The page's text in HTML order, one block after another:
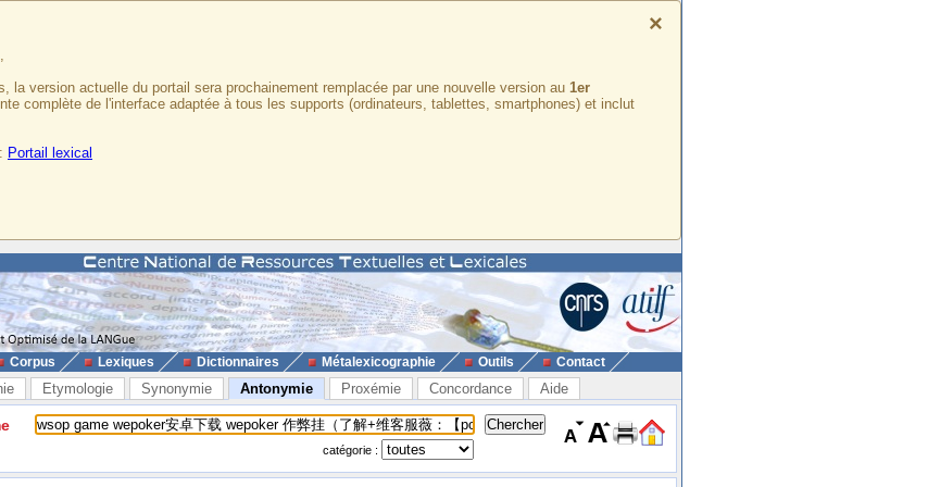
×
la version actuelle du portail sera prochainement remplacée par une nouvelle version au 1er
complète de l'interface adaptée à tous les supports (ordinateurs, tablettes, smartphones) et inclut
Portail lexical
Corpus Lexiques Dictionnaires Métalexicographie Outils Contact
Etymologie Synonymie Antonymie Proxémie Concordance Aide
catégorie :